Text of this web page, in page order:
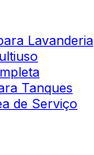
Lavanderia
Tanques
de Serviço